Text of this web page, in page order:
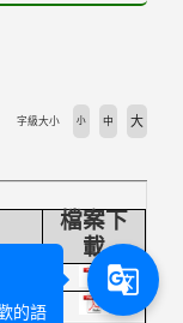
字級大小 小 中 大
檔案下
載
的語
g_translate